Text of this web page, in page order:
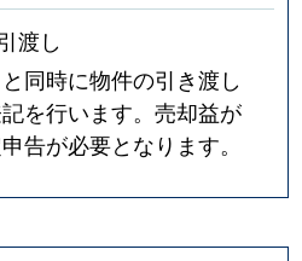
渡し
同時に物件の引き渡し
を行います。売却益が
告が必要となります。